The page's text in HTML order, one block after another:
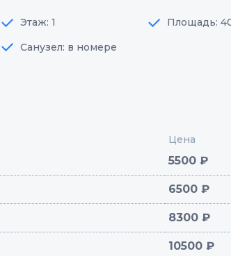
Этаж: 1
Площадь:
Санузел: в номере
Цена
5500 ₽
6500 ₽
8300 ₽
10500 ₽